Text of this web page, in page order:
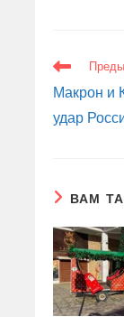
ЕЩЕ
СТАТЬИ
Макрон и
удар
ВАМ